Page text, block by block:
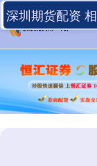
深圳期货配资